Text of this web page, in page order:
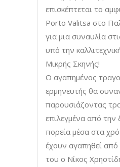
επισκέπτεται το
Porto Valitsa στο
για μια συναυλία
υπό την
Μικρής Σκηνής!
O αγαπημένος
ερμηνευτής θα
παρουσιάζοντας
επιλεγμένα από την
πορεία μέσα στα
έχουν αγαπηθεί από
του ο Νίκος